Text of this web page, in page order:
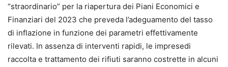
“straordinario” per la riapertura dei Piani Economici e
Finanziari del 2023 che preveda l’adeguamento del tasso
di inflazione in funzione dei parametri effettivamente
rilevati. In assenza di interventi rapidi, le impresedi
raccolta e trattamento dei rifiuti saranno costrette in alcuni